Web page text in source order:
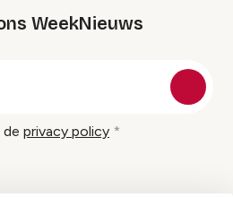
WeekNieuws
de privacy policy